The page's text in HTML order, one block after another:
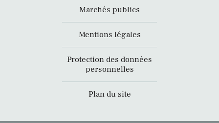
Marchés publics
Mentions légales
Protection des données
personnelles
Plan du site